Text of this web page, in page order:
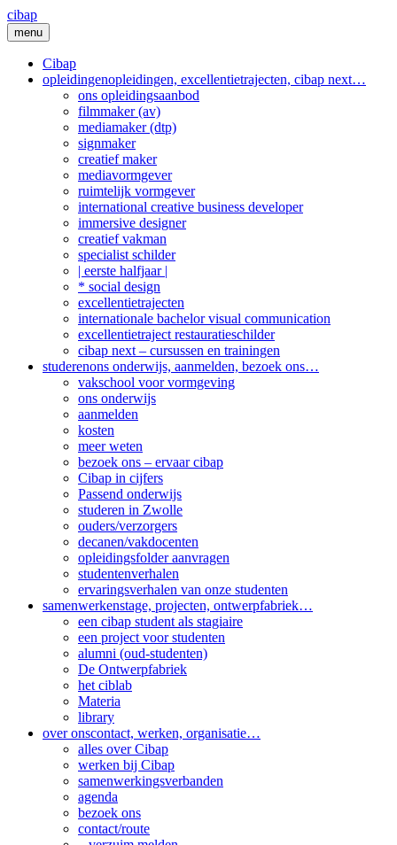
Skip
to
content
cibap
menu
Cibap
opleidingenopleidingen, excellentietrajecten, cibap next…
ons opleidingsaanbod
filmmaker (av)
mediamaker (dtp)
signmaker
creatief maker
mediavormgever
ruimtelijk vormgever
international creative business developer
immersive designer
creatief vakman
specialist schilder
| eerste halfjaar |
* social design
excellentietrajecten
internationale bachelor visual communication
excellentietraject restauratieschilder
cibap next – cursussen en trainingen
studerenons onderwijs, aanmelden, bezoek ons…
vakschool voor vormgeving
ons onderwijs
aanmelden
kosten
meer weten
bezoek ons – ervaar cibap
Cibap in cijfers
Passend onderwijs
studeren in Zwolle
ouders/verzorgers
decanen/vakdocenten
opleidingsfolder aanvragen
studenten­verhalen
ervaringsverhalen van onze studenten
samenwerkenstage, projecten, ontwerpfabriek…
een cibap student als stagiaire
een project voor studenten
alumni (oud-studenten)
De Ontwerpfabriek
het ciblab
Materia
library
over onscontact, werken, organisatie…
alles over Cibap
werken bij Cibap
samenwerkingsverbanden
agenda
bezoek ons
contact/route